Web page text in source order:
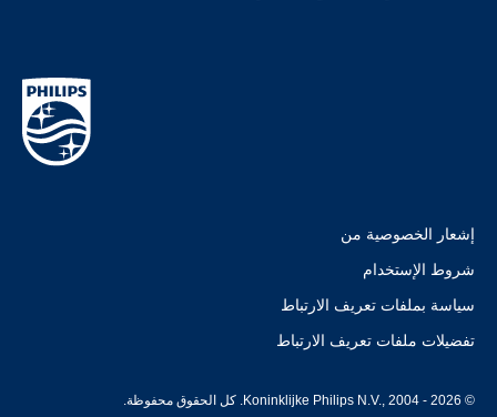
إشعار الخصوصية من
شروط الإستخدام
سياسة بملفات تعريف الارتباط
تفضيلات ملفات تعريف الارتباط
© Koninklijke Philips N.V., 2004 - 2026. كل الحقوق محفوظة.